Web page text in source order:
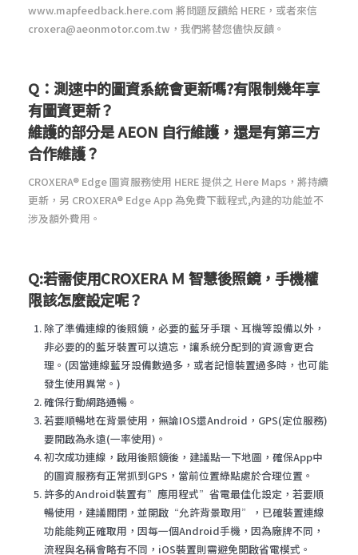
www.mapfeedback.here.com 將問題反饋給 HERE，或者來信
croxera@aeonmotor.com.tw，我們將替您儘快反饋。
Q：測速中的圖資系統會更新嗎?有限制幾年享
有圖資更新？
維護的部分是 AEON 自行維護，還是有第三方
合作維護？
CROXERA® Edge 圖資服務使用 HERE 提供之 Here Maps，將持續
更新，另 CROXERA® Edge App 為免費下載程式,內建的功能並不
涉及額外費用。
Q:若需使用CROXERA Ｍ 智慧後照鏡，手機權
限該怎麼設定呢？
除了準備連線的後照鏡，必要的藍牙手環、耳機等設備以外，
非必要的的藍牙裝置可以遺忘，讓系統分配到的資源會更合
理。(因當連線藍牙設備數過多，或者記憶裝置過多時，也可能
發生使用異常。)
確保行動網路通暢。
若要順暢地在背景使用，無論IOS還Android，GPS(定位服務)
要開啟為永遠(一率使用)。
初次成功連線，啟用後照鏡後，建議點一下地圖，確保App中
的圖資服務有正常抓到GPS，當前位置綠點處於合理位置。
許多的Android裝置有”應用程式”省電最佳化設定，若要順
暢使用，建議關閉，並開啟“允許背景取用”，已確裝置連線
功能能夠正確取用，因每一個Android手機，因為廠牌不同，
流程與名稱會略有不同，iOS裝置則需避免開啟省電模式。